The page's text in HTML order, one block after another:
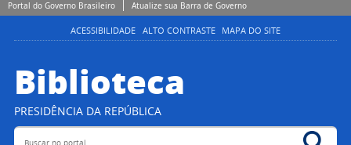
Portal do Governo Brasileiro Atualize sua Barra de Governo
ACESSIBILIDADE ALTO CONTRASTE MAPA DO SITE
Biblioteca
PRESIDÊNCIA DA REPÚBLICA
Buscar no portal